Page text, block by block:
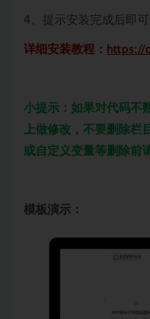
4、提示安装完成后即
详细安装教程： https://
小提示：如果对代码不
上做修改，不要删除栏
或自定义变量等删除前
模板演示：